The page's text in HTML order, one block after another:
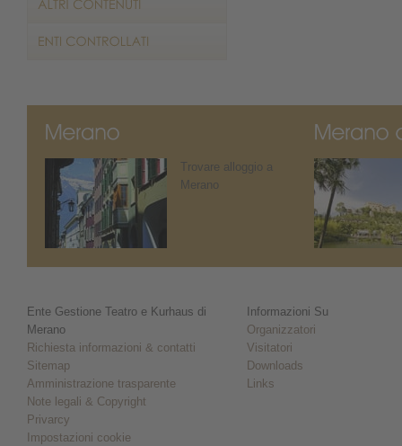
Trovare alloggio a
Merano
Ente Gestione Teatro e Kurhaus di
Merano
Richiesta informazioni & contatti
Sitemap
Amministrazione trasparente
Note legali & Copyright
Privarcy
Impostazioni cookie
Informazioni Su
Organizzatori
Visitatori
Downloads
Links